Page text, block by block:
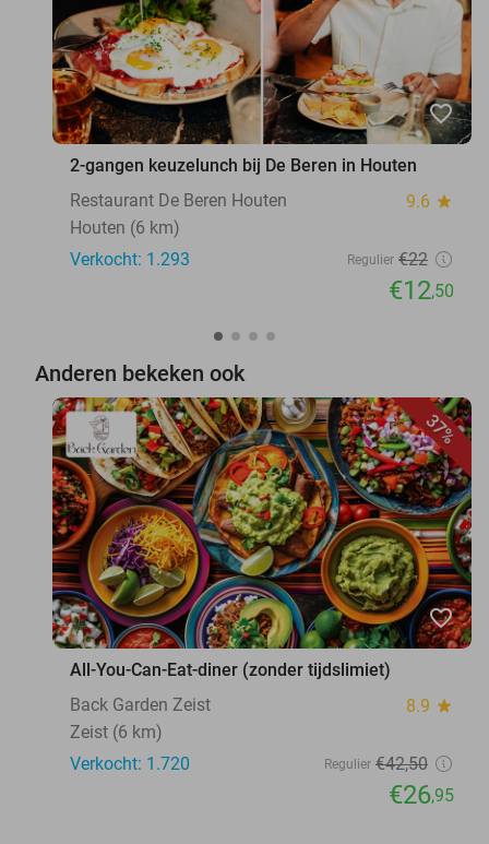
favorite_border
2-gangen keuzelunch bij De Beren in Houten
Restaurant De Beren Houten
9.6 star
Houten (6 km)
Verkocht: 1.293
Regulier €22
€12,50
Anderen bekeken ook
37%
favorite_border
All-You-Can-Eat-diner (zonder tijdslimiet)
Back Garden Zeist
8.9 star
Zeist (6 km)
Verkocht: 1.720
Regulier €42,50
€26,95